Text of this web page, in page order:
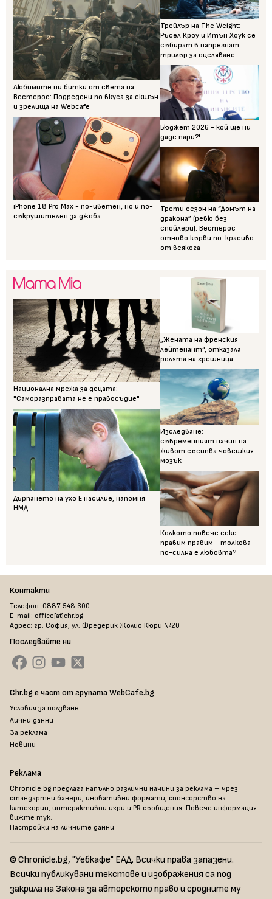
Любимите ни битки от света на
Вестерос: Подредени по вкуса за екшън
и зрелища на Webcafe
iPhone 18 Pro Max - по-цветен, но и по-
съкрушителен за джоба
Трейлър на The Weight:
Ръсел Кроу и Итън Хоук се
събират в напрегнат
трилър за оцеляване
Бюджет 2026 - кой ще ни
даде пари?!
Трети сезон на “Домът на
дракона” (ревю без
спойлери): Вестерос
отново кърви по-красиво
от всякога
Национална мрежа за децата:
"Саморазправата не е правосъдие"
Дърпането на ухо Е насилие, напомня
НМД
„Жената на френския
лейтенант“, отказала
ролята на грешница
Изследване:
съвременният начин на
живот съсипва човешкия
мозък
Колкото повече секс
правим правим - толкова
по-силна е любовта?
Контакти
Телефон: 0887 548 300
E-mail: office[at]chr.bg
Адрес: гр. София, ул. Фредерик Жолио Кюри №20
Последвайте ни
Chr.bg е част от групата WebCafe.bg
Условия за ползване
Лични данни
За реклама
Новини
Реклама
Chronicle.bg предлага напълно различни начини за реклама – чрез
стандартни банери, иновативни формати, спонсорство на
категории, интерактивни игри и PR съобщения. Повече информация
вижте тук.
Настройки на личните данни
© Chronicle.bg, "Уебкафе" ЕАД. Всички права запазени.
Всички публикувани текстове и изображения са под
закрила на Закона за авторското право и сродните му